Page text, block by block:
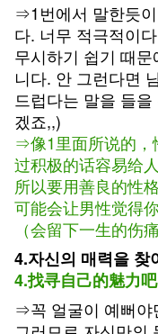
⇒1번에서 말한듯
다. 너무 적극적이
무시하기 쉽기 때
니다. 안 그런다면
드럽다는 말을 들
겠죠,,)
⇒像1里面所说的，
过积极的话容易给
所以要用善良的性
可能会让男性觉得
（会留下一生的伤痛
4.자신의 매력을 찾
4.找寻自己的魅力吧
⇒꼭 얼굴이 예뻐야